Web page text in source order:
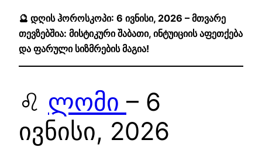
🔮 დღის ჰოროსკოპი: 6 ივნისი, 2026 – მთვარე
თევზებშია: მისტიკური შაბათი, ინტუიციის აფეთქება
და ფარული სიზმრების მაგია!
♌ ლომი – 6
ივნისი, 2026